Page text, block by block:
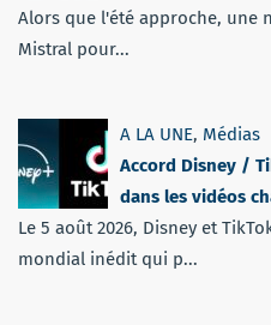
Alors que l'été approche, une
Mistral pour...
A LA UNE, Médias
Accord Disney /
dans les vidéos
Le 5 août 2026, Disney et
mondial inédit qui p...